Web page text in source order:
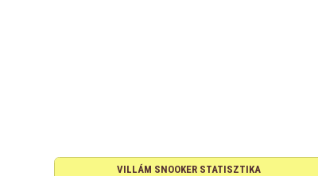
VILLÁM SNOOKER STATISZTIKA